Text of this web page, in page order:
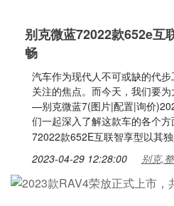
别克微蓝72022款652e互
畅
汽车作为现代人不可或缺的代
关注的焦点。而今天，我们要
—别克微蓝7(图片|配置|询价
们一起深入了解这款车的各个
72022款652E互联智享型以其
2023-04-29 12:28:00 别克,